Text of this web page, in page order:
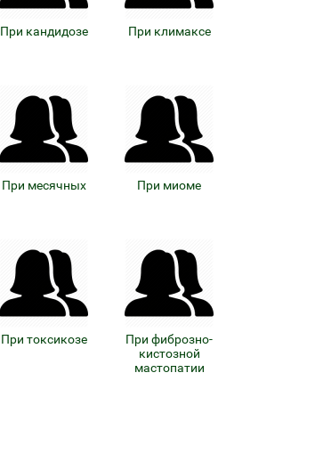
При кандидозе При климаксе
При месячных При миоме
При токсикозе
При фиброзно-
кистозной
мастопатии